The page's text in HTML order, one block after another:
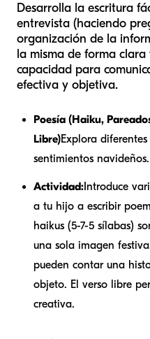
Desarrolla la escritura
entrevista (haciendo
organización de la
la misma de forma
capacidad para
efectiva y objetiva.
Poesía (Haiku,
Libre)Explora
sentimientos navideños.
Actividad: Introduce
a tu hijo a escribir
haikus (5-7-5 sílabas)
una sola imagen
pueden contar una
objeto. El verso libre
creativa.